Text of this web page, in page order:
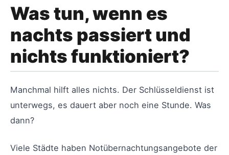
Was tun, wenn es
nachts passiert und
nichts funktioniert?
Manchmal hilft alles nichts. Der Schlüsseldienst ist
unterwegs, es dauert aber noch eine Stunde. Was
dann?
Viele Städte haben Notübernachtungsangebote der